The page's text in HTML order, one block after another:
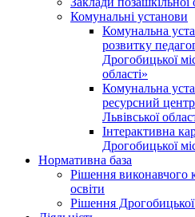
Комунальні установи
Комунальна
розвитку
Дрогобицької
області»
Комунальна
ресурсний
Львівської
Інтерактивна
Дрогобицької
Нормативна база
Рішення виконавчого
освіти
Рішення Дрогобицької